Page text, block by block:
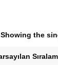
Showing the